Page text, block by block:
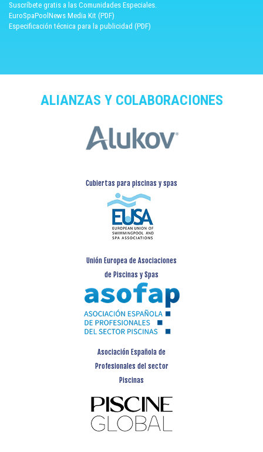
Suscríbete gratis a las Comunidades Especiales.
EuroSpaPoolNews Media Kit (PDF)
Especificación técnica para la publicidad (PDF)
ALIANZAS Y COLABORACIONES
Cubiertas para piscinas y spas
Unión Europea de Asociaciones
de Piscinas y Spas
Asociación Española de
Profesionales del sector
Piscinas